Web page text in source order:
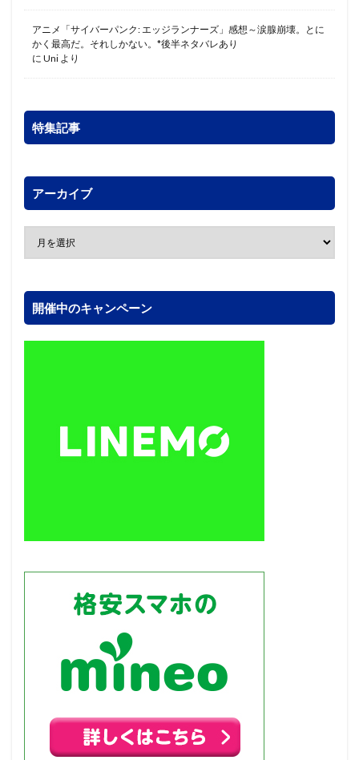
アニメ「サイバーパンク: エッジランナーズ」感想～涙腺崩壊。とに
かく最高だ。それしかない。*後半ネタバレあり
に Uni より
特集記事
アーカイブ
開催中のキャンペーン